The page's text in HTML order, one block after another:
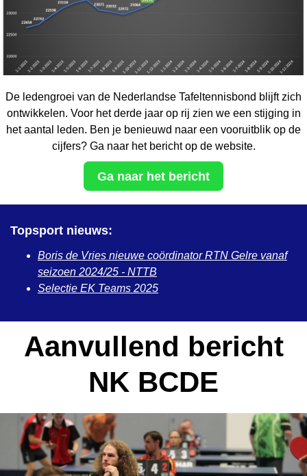
De ledengroei van de Nederlandse Tafeltennisbond blijft zich
ontwikkelen. Voor het derde jaar op rij zien we een stijging in
het aantal leden. Ben je benieuwd naar een vooruitblik op de
cijfers? Ga naar het bericht op de website.
Ga naar het bericht
Topsport nieuws:
Boris de Vries nieuwe coördinator RTN Gelre vanaf
seizoen 2024/25 - NTTB
Selectie EK Teams 2025
Aanvullend bericht
NK BCDE